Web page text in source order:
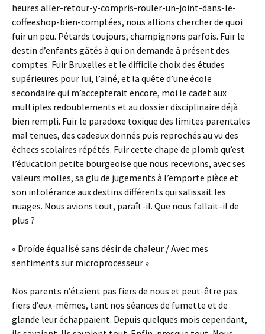
heures aller-retour-y-compris-rouler-un-joint-dans-le-
coffeeshop-bien-comptées, nous allions chercher de quoi
fuir un peu. Pétards toujours, champignons parfois. Fuir le
destin d’enfants gâtés à qui on demande à présent des
comptes. Fuir Bruxelles et le difficile choix des études
supérieures pour lui, l’ainé, et la quête d’une école
secondaire qui m’accepterait encore, moi le cadet aux
multiples redoublements et au dossier disciplinaire déjà
bien rempli. Fuir le paradoxe toxique des limites parentales
mal tenues, des cadeaux donnés puis reprochés au vu des
échecs scolaires répétés. Fuir cette chape de plomb qu’est
l’éducation petite bourgeoise que nous recevions, avec ses
valeurs molles, sa glu de jugements à l’emporte pièce et
son intolérance aux destins différents qui salissait les
nuages. Nous avions tout, paraît-il. Que nous fallait-il de
plus ?
« Droïde équalisé sans désir de chaleur / Avec mes
sentiments sur microprocesseur »
Nos parents n’étaient pas fiers de nous et peut-être pas
fiers d’eux-mêmes, tant nos séances de fumette et de
glande leur échappaient. Depuis quelques mois cependant,